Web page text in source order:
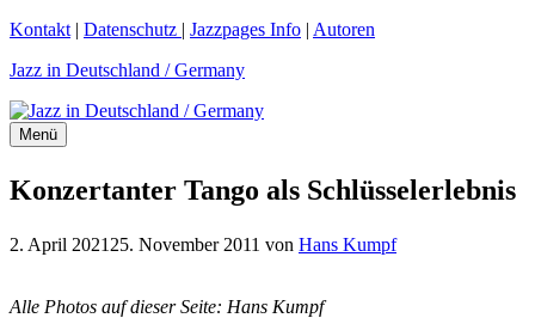
Zum
springen
Kontakt | Datenschutz | Jazzpages Info | Autoren
Jazz in Deutschland / Germany
Menü
Konzertanter Tango als Schlüsselerlebnis
2. April 2021 25. November 2011 von Hans Kumpf
Alle Photos auf dieser Seite: Hans Kumpf